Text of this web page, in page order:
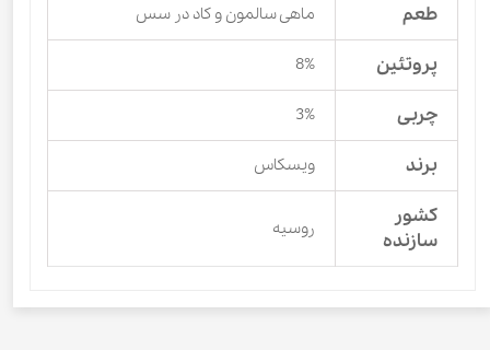
طعم ماهی سالمون و کاد در سس
پروتئین 8%
چربی 3%
برند ویسکاس
کشور
سازنده
روسیه